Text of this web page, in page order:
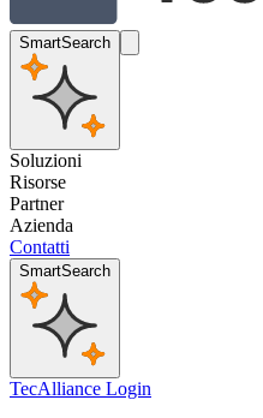
SmartSearch
Soluzioni
Risorse
Partner
Azienda
Contatti
SmartSearch
TecAlliance Login